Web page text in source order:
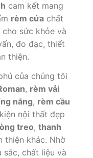
cam kết mang
rèm cửa chất
sức khỏe và
đo đạc, thiết
thiện.
của chúng tôi
, rèm vải
nắng, rèm cầu
nội thất đẹp
treo, thanh
thiện khác. Nhờ
sắc, chất liệu và